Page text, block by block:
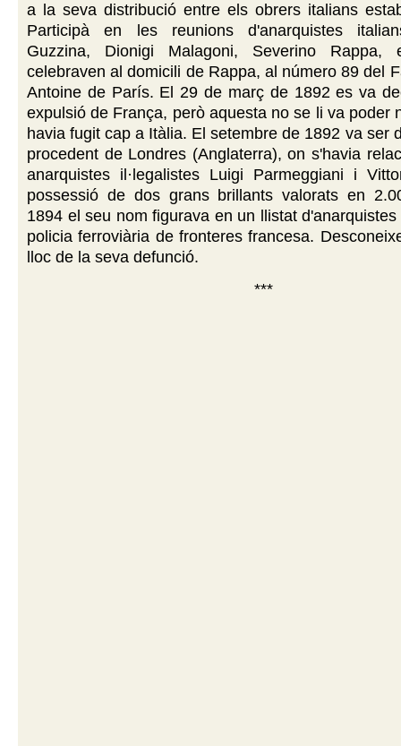
a la seva distribució entre els obrers italians
Participà en les reunions d'anarquistes
Guzzina, Dionigi Malagoni, Severino
celebraven al domicili de Rappa, al número 89 del
Antoine de París. El 29 de març de 1892 es va
expulsió de França, però aquesta no se li va poder
havia fugit cap a Itàlia. El setembre de 1892 va ser
procedent de Londres (Anglaterra), on s'havia
anarquistes il·legalistes Luigi Parmeggiani i
possessió de dos grans brillants valorats en
1894 el seu nom figurava en un llistat
policia ferroviària de fronteres francesa.
lloc de la seva defunció.
***